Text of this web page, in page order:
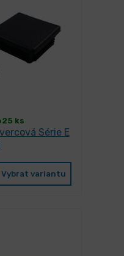
ks
Série E
Vybrat variantu